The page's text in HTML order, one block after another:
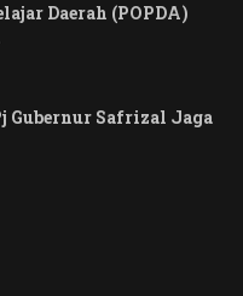
Daerah (POPDA)
Gubernur Safrizal Jaga